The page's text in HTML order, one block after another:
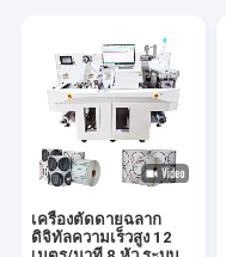
เครื่องตัดดายฉลาก
ดิจิทัลความเร็วสูง 12